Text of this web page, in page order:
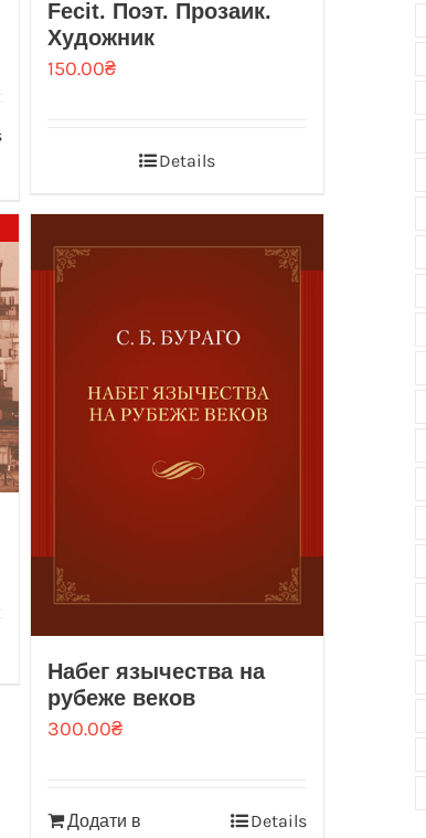
Fecit. Поэт. Прозаик.
Художник
150.00₴
Details
Набег язычества на
рубеже веков
300.00₴
Додати в
Details